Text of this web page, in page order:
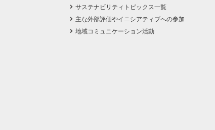
サステナビリティトピックス一覧
主な外部評価やイニシアティブへの参加
地域コミュニケーション活動